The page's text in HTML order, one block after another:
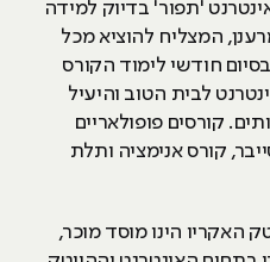
'תפור' בדיוק למידה
המצליח להוציא מכל
חודשי לימוד הקורס
לבית הטוב והיעיל
קורסים פופולאריים
קורס אנימציה ותלת
האקריו הינו מוסד מוכר,